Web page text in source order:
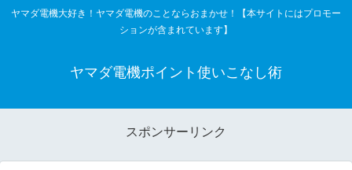
ヤマダ電機大好き！ヤマダ電機のことならおまかせ！【本サイトにはプロモー
ションが含まれています】
ヤマダ電機ポイント使いこなし術
スポンサーリンク